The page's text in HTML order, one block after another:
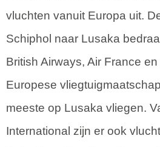
vluchten vanuit Europa uit.
Schiphol naar Lusaka
British Airways, Air France
Europese
meeste op Lusaka vliegen.
International zijn er ook